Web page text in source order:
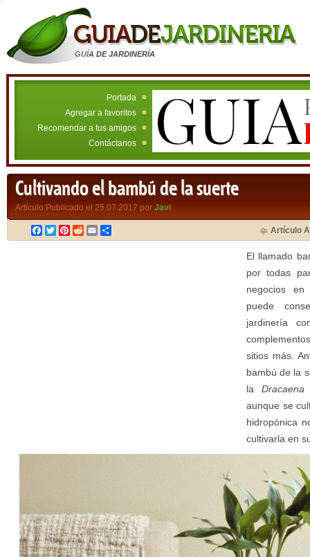
GUÍA DE JARDINERÍA
Portada
Agregar a favoritos
Recomendar a tus amigos
Contáctanos
Cultivando el bambú de la suerte
Artículo Publicado el 25.07.2017 por Javi
Facebook
TwitterPinterest
RedditEmail Artículo
El llamado
por todas
negocios
puede
jardinería
sitios más.
bambú de la
la
aunque se
hidropónica
cultivarla en